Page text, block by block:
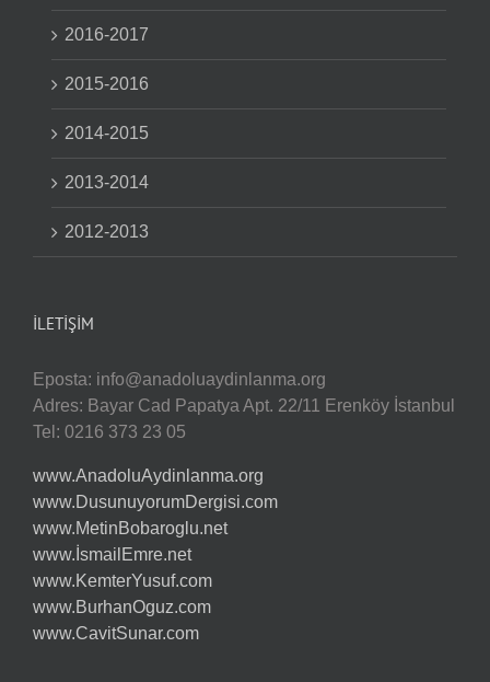
2016-2017
2015-2016
2014-2015
2013-2014
2012-2013
İLETIŞIM
Eposta: info@anadoluaydinlanma.org
Adres: Bayar Cad Papatya Apt. 22/11 Erenköy İstanbul
Tel: 0216 373 23 05
www.AnadoluAydinlanma.org
www.DusunuyorumDergisi.com
www.MetinBobaroglu.net
www.İsmailEmre.net
www.KemterYusuf.com
www.BurhanOguz.com
www.CavitSunar.com